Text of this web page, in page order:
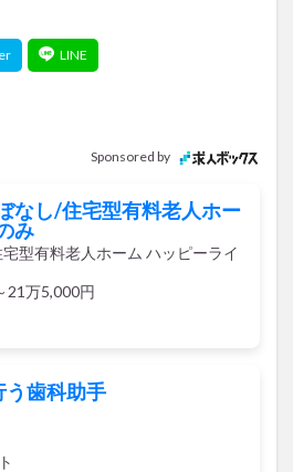
Sponsored by
なし/住宅型有料老人ホー
み
型有料老人ホーム ハッピーライ
21万5,000円
う歯科助手